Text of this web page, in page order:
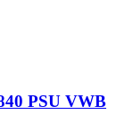
PSU VWB